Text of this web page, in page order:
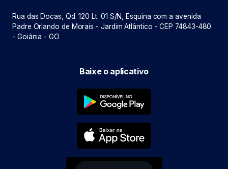
Rua das Docas, Qd. 120 Lt. 01 S/N, Esquina com a avenida
Padre Orlando de Morais - Jardim Atlântico - CEP 74843-480
- Goiânia - GO
Baixe o aplicativo